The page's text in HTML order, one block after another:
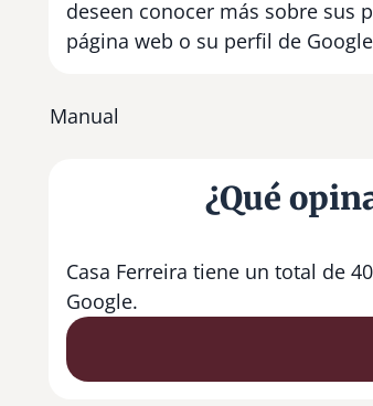
deseen conocer más sobre sus
página web o su perfil de
Manual
¿Qué
Casa Ferreira tiene un total de
Google.